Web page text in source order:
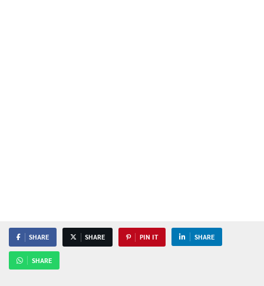
SHARE SHARE PIN IT SHARE
SHARE